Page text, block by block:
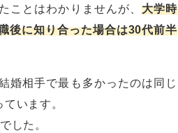
ことはわかりませんが、大学時
後に知り合った場合は30代前半
婚相手で最も多かったのは同じ
います。
した。